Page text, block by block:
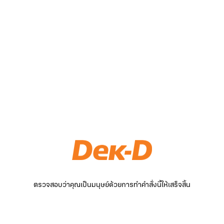
ตรวจสอบว่าคุณเป็นมนุษย์ด้วยการทำคำสั่งนี้ให้เสร็จสิ้น